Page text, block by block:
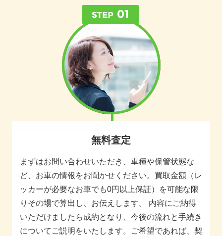
無料査定
まずはお問い合わせいただき、車種や保管状態な
ど、お車の情報をお聞かせください。買取金額（レ
ッカーが必要なお車でも0円以上保証）を可能な限
りその場で算出し、お伝えします。 内容にご納得
いただけましたら成約となり、今後の流れと手続き
についてご説明をいたします。ご希望であれば、契